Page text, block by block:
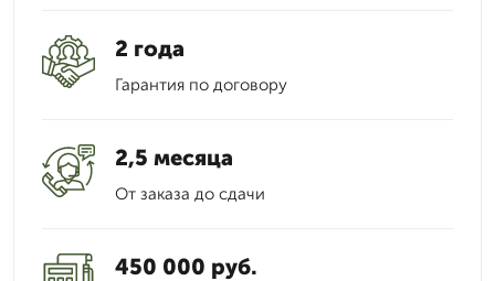
2 года
Гарантия по договору
2,5 месяца
От заказа до сдачи
450 000 руб.